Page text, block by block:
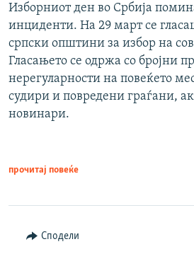
Изборниот ден во Србија
инциденти. На 29 март се
српски општини за избор на
Гласањето се одржа со бројни
нерегуларности на повеќето
судири и повредени граѓани,
новинари.
прочитај повеќе
Сподели